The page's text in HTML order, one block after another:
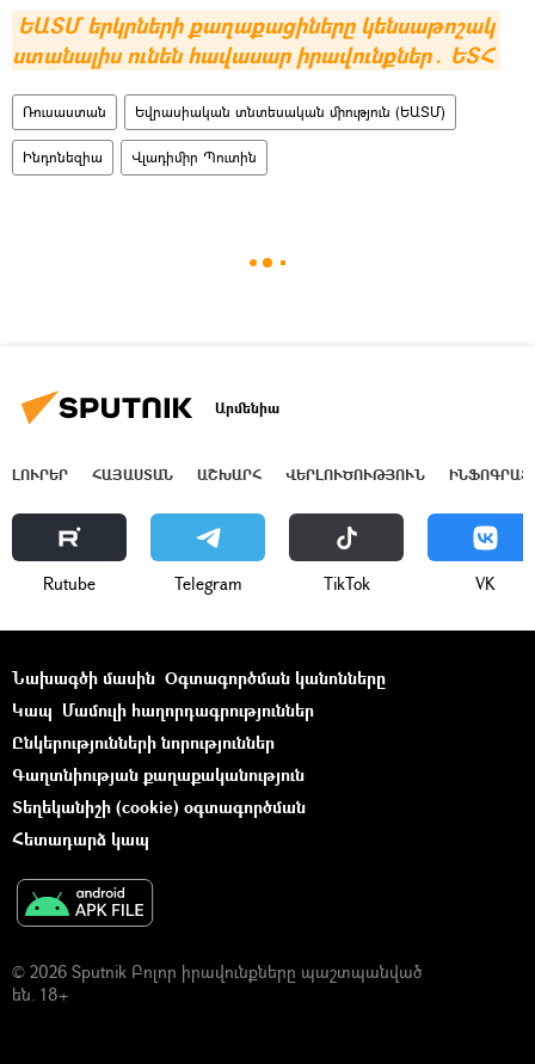
ԵԱՏՄ երկրների քաղաքացիները կենսաթոշակ
ստանալիս ունեն հավասար իրավունքներ․ ԵՏՀ
Ռուսաստան Եվրասիական տնտեսական միություն (ԵԱՏՄ)
Ինդոնեզիա Վլադիմիր Պուտին
Արմենիա
ԼՈՒՐԵՐ ՀԱՅԱՍՏԱՆ ԱՇԽԱՐՀ ՎԵՐԼՈՒԾՈՒԹՅՈՒՆ
Rutube Telegram ТikТоk VK
Նախագծի մասին Օգտագործման կանոնները
Կապ Մամուլի հաղորդագրություններ
Ընկերությունների նորություններ
Գաղտնիության քաղաքականություն
Տեղեկանիշի (cookie) օգտագործման
Հետադարձ կապ
© 2026 Sputnik Բոլոր իրավունքները պաշտպանված
են. 18+